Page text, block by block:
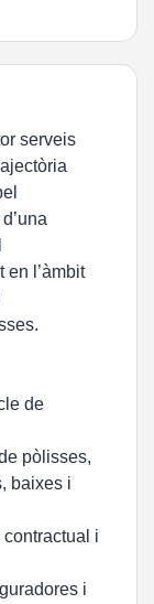
serveis
en l’àmbit
de
pòlisses,
baixes i
i
i